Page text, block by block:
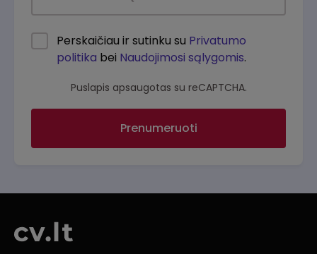
Perskaičiau ir sutinku su Privatumo
politika bei Naudojimosi sąlygomis.
Puslapis apsaugotas su reCAPTCHA.
Prenumeruoti